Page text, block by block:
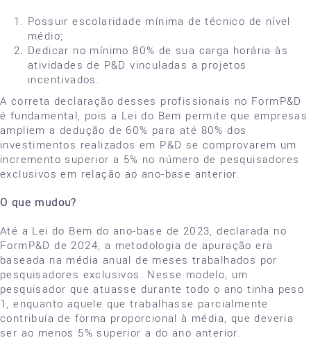
Possuir escolaridade mínima de técnico de nível
médio;
Dedicar no mínimo 80% de sua carga horária às
atividades de P&D vinculadas a projetos
incentivados.
A correta declaração desses profissionais no FormP&D
é fundamental, pois a Lei do Bem permite que empresas
ampliem a dedução de 60% para até 80% dos
investimentos realizados em P&D se comprovarem um
incremento superior a 5% no número de pesquisadores
exclusivos em relação ao ano-base anterior.
O que mudou?
Até a Lei do Bem do ano-base de 2023, declarada no
FormP&D de 2024, a metodologia de apuração era
baseada na média anual de meses trabalhados por
pesquisadores exclusivos. Nesse modelo, um
pesquisador que atuasse durante todo o ano tinha peso
1, enquanto aquele que trabalhasse parcialmente
contribuía de forma proporcional à média, que deveria
ser ao menos 5% superior a do ano anterior.